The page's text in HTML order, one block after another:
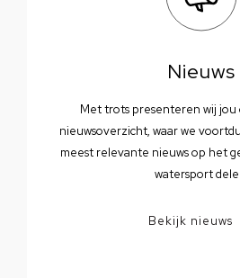
Nieuws
Met trots presenteren wij jou
nieuwsoverzicht, waar we
meest relevante nieuws op het
watersport
Bekijk nieuws